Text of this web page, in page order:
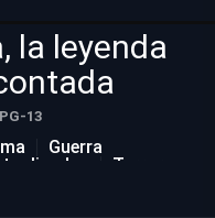
la leyenda
PG-13
Guerra
Terror